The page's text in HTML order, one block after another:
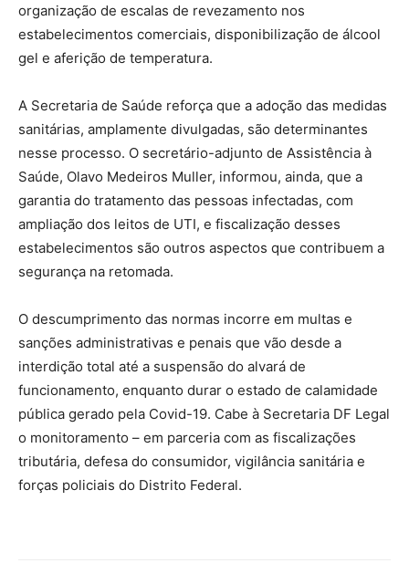
organização de escalas de revezamento nos
estabelecimentos comerciais, disponibilização de álcool
gel e aferição de temperatura.
A Secretaria de Saúde reforça que a adoção das medidas
sanitárias, amplamente divulgadas, são determinantes
nesse processo. O secretário-adjunto de Assistência à
Saúde, Olavo Medeiros Muller, informou, ainda, que a
garantia do tratamento das pessoas infectadas, com
ampliação dos leitos de UTI, e fiscalização desses
estabelecimentos são outros aspectos que contribuem a
segurança na retomada.
O descumprimento das normas incorre em multas e
sanções administrativas e penais que vão desde a
interdição total até a suspensão do alvará de
funcionamento, enquanto durar o estado de calamidade
pública gerado pela Covid-19. Cabe à Secretaria DF Legal
o monitoramento – em parceria com as fiscalizações
tributária, defesa do consumidor, vigilância sanitária e
forças policiais do Distrito Federal.